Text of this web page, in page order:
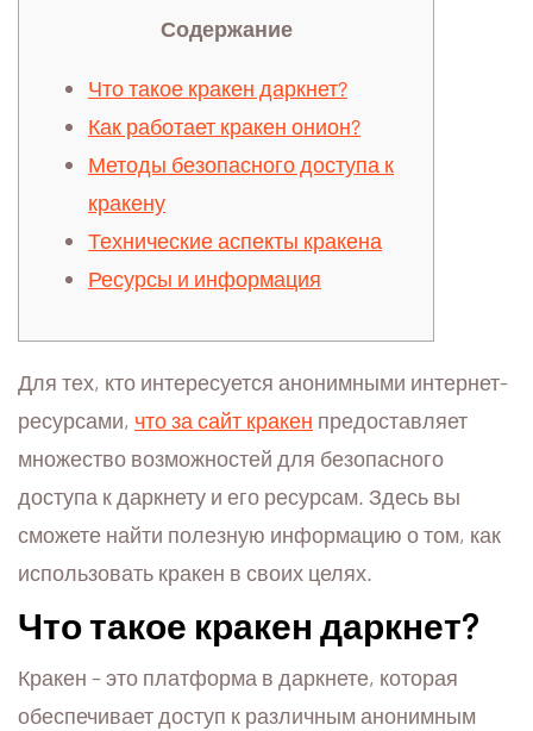
Содержание
Что такое кракен даркнет?
Как работает кракен онион?
Методы безопасного доступа к
кракену
Технические аспекты кракена
Ресурсы и информация
Для тех, кто интересуется анонимными интернет-
ресурсами, что за сайт кракен предоставляет
множество возможностей для безопасного
доступа к даркнету и его ресурсам. Здесь вы
сможете найти полезную информацию о том, как
использовать кракен в своих целях.
Что такое кракен даркнет?
Кракен – это платформа в даркнете, которая
обеспечивает доступ к различным анонимным